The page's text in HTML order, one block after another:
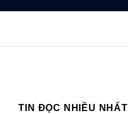
TIN ĐỌC NHIỀU NHẤT